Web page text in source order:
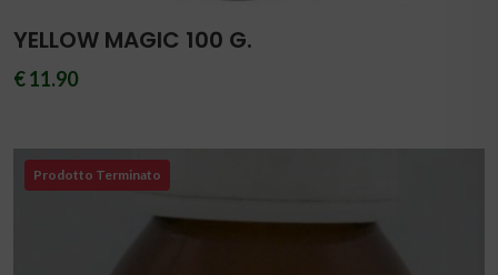
YELLOW MAGIC 100 G.
€ 11.90
Prodotto Terminato